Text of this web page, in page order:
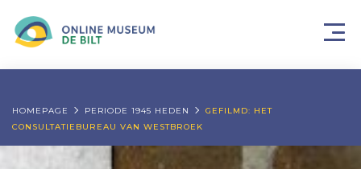
HOMEPAGE PERIODE 1945 HEDEN
GEFILMD: HET
CONSULTATIEBUREAU VAN WESTBROEK